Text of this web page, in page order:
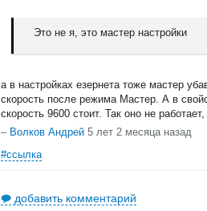
Это не я, это мастер настройки
а в настройках езернета тоже мастер
скорость после режима Мастер. А в
скорость 9600 стоит. Так оно не
– Волков Андрей 5 лет 2 месяца назад
#ссылка
добавить комментарий